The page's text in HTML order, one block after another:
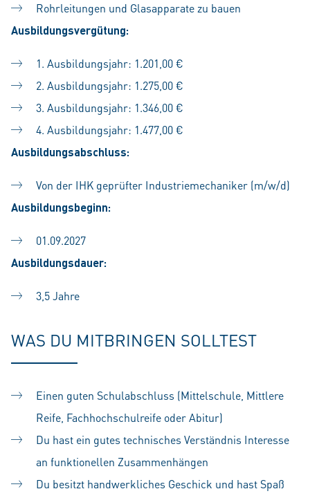
Rohrleitungen und Glasapparate zu bauen
Ausbildungsvergütung:
1. Ausbildungsjahr: 1.201,00 €
2. Ausbildungsjahr: 1.275,00 €
3. Ausbildungsjahr: 1.346,00 €
4. Ausbildungsjahr: 1.477,00 €
Ausbildungsabschluss:
Von der IHK geprüfter Industriemechaniker (m/w/d)
Ausbildungsbeginn:
01.09.2027
Ausbildungsdauer:
3,5 Jahre
WAS DU MITBRINGEN SOLLTEST
Einen guten Schulabschluss (Mittelschule, Mittlere
Reife, Fachhochschulreife oder Abitur)
Du hast ein gutes technisches Verständnis Interesse
an funktionellen Zusammenhängen
Du besitzt handwerkliches Geschick und hast Spaß